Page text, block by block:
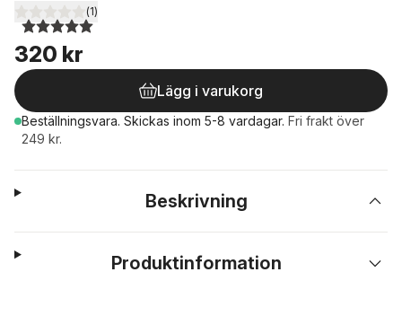
5,0utav 5 stjärnor. Totalt antal röster:
(1)
320 kr
Lägg i varukorg
Beställningsvara. Skickas inom 5-8 vardagar. Fri frakt över
249 kr.
Beskrivning
Produktinformation